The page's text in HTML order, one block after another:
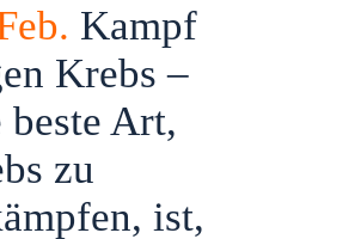
Kampf
Krebs –
beste Art,
zu
ist,